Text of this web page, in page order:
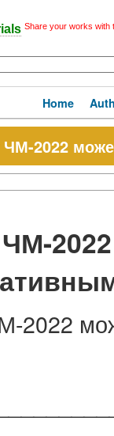
Share your works with
Home
2022
2022